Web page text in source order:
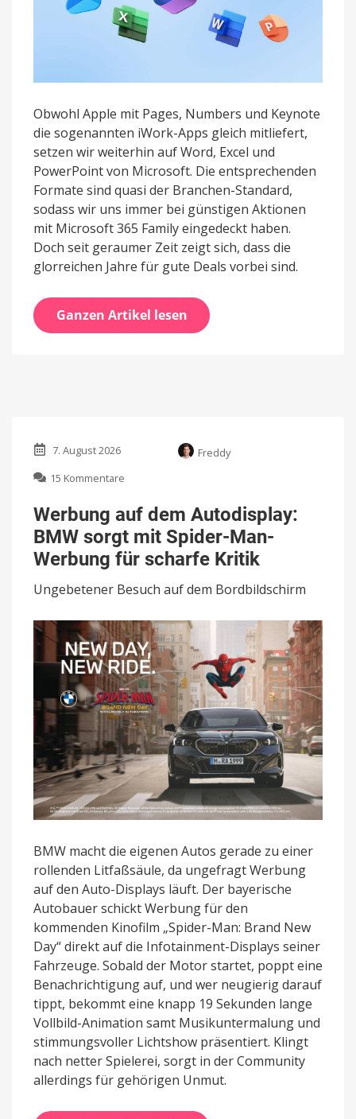
Obwohl Apple mit Pages, Numbers und Keynote
die sogenannten iWork-Apps gleich mitliefert,
setzen wir weiterhin auf Word, Excel und
PowerPoint von Microsoft. Die entsprechenden
Formate sind quasi der Branchen-Standard,
sodass wir uns immer bei günstigen Aktionen
mit Microsoft 365 Family eingedeckt haben.
Doch seit geraumer Zeit zeigt sich, dass die
glorreichen Jahre für gute Deals vorbei sind.
Ganzen Artikel lesen
7. August 2026
Freddy
15 Kommentare
auf
dem
Autodisplay:
BMW
sorgt
mit
Spider-
Werbung
für
scharfe
Kritik
Werbung auf dem Autodisplay:
BMW sorgt mit Spider-Man-
Werbung für scharfe Kritik
Ungebetener Besuch auf dem Bordbildschirm
BMW macht die eigenen Autos gerade zu einer
rollenden Litfaßsäule, da ungefragt Werbung
auf den Auto-Displays läuft. Der bayerische
Autobauer schickt Werbung für den
kommenden Kinofilm „Spider-Man: Brand New
Day“ direkt auf die Infotainment-Displays seiner
Fahrzeuge. Sobald der Motor startet, poppt eine
Benachrichtigung auf, und wer neugierig darauf
tippt, bekommt eine knapp 19 Sekunden lange
Vollbild-Animation samt Musikuntermalung und
stimmungsvoller Lichtshow präsentiert. Klingt
nach netter Spielerei, sorgt in der Community
allerdings für gehörigen Unmut.